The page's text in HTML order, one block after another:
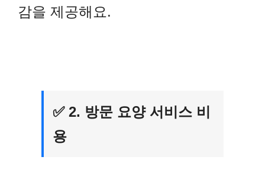
감을 제공해요.
✅ 2. 방문 요양 서비스 비
용